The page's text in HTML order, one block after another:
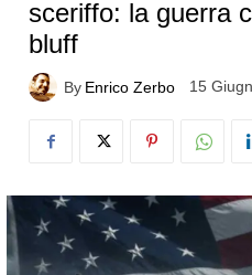
sceriffo: la guerra
bluff
By Enrico Zerbo 15